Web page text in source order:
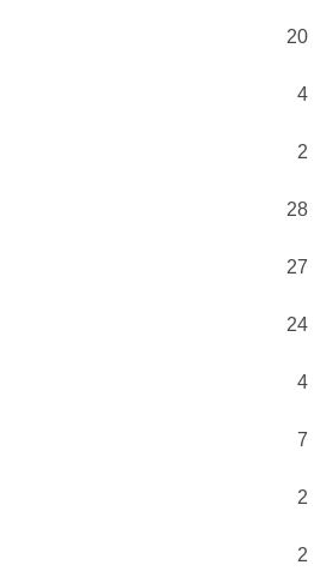
20
4
2
28
27
24
4
7
2
2